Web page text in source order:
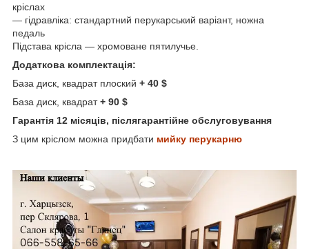
кріслах
― гідравліка: стандартний перукарський варіант, ножна
педаль
Підстава крісла ― хромоване пятилучье.
Додаткова комплектація:
База диск, квадрат плоский + 40 $
База диск, квадрат+ 90 $
Гарантія 12 місяців, післягарантійне обслуговування
З цим кріслом можна придбати мийку перукарню